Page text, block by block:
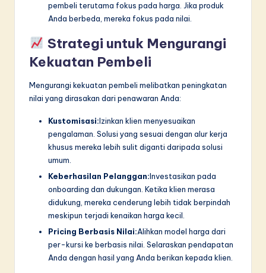
pembeli terutama fokus pada harga. Jika produk
Anda berbeda, mereka fokus pada nilai.
Strategi untuk Mengurangi
Kekuatan Pembeli
Mengurangi kekuatan pembeli melibatkan peningkatan
nilai yang dirasakan dari penawaran Anda:
Kustomisasi:Izinkan klien menyesuaikan
pengalaman. Solusi yang sesuai dengan alur kerja
khusus mereka lebih sulit diganti daripada solusi
umum.
Keberhasilan Pelanggan:Investasikan pada
onboarding dan dukungan. Ketika klien merasa
didukung, mereka cenderung lebih tidak berpindah
meskipun terjadi kenaikan harga kecil.
Pricing Berbasis Nilai:Alihkan model harga dari
per-kursi ke berbasis nilai. Selaraskan pendapatan
Anda dengan hasil yang Anda berikan kepada klien.